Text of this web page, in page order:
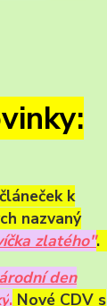
k
nazvaný
zlatého".
den
. Nové CDV s